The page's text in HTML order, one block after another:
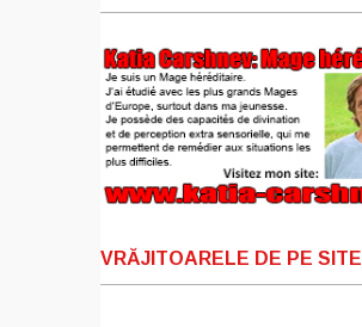
VRĂJITOARELE DE PE SITE